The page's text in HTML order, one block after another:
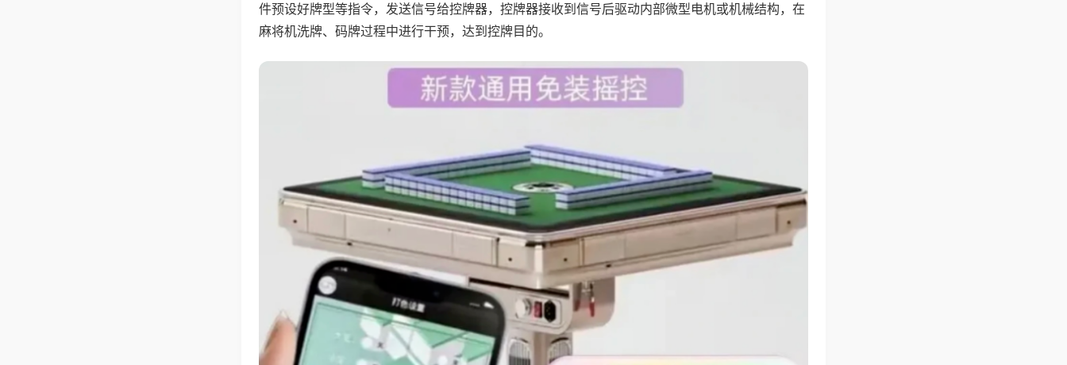
件预设好牌型等指令，发送信号给控牌器，控牌器接收到信号后驱动内部微型电机或机械结构，在
麻将机洗牌、码牌过程中进行干预，达到控牌目的。